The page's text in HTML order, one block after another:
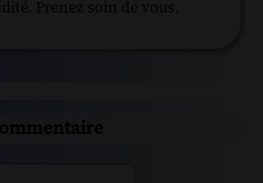
Prenez soin de vous.